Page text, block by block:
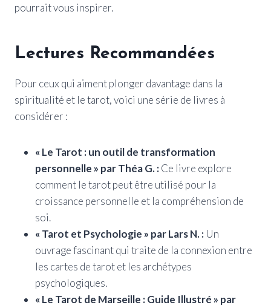
pourrait vous inspirer.
Lectures Recommandées
Pour ceux qui aiment plonger davantage dans la
spiritualité et le tarot, voici une série de livres à
considérer :
« Le Tarot : un outil de transformation
personnelle » par Théa G. :Ce livre explore
comment le tarot peut être utilisé pour la
croissance personnelle et la compréhension de
soi.
« Tarot et Psychologie » par Lars N. : Un
ouvrage fascinant qui traite de la connexion entre
les cartes de tarot et les archétypes
psychologiques.
« Le Tarot de Marseille : Guide Illustré » par